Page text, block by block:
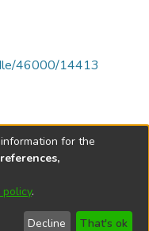
46000/14413
2026
User
Send
for the
policy.
Decline That's ok